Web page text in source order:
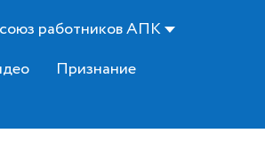
работников АПК
Признание